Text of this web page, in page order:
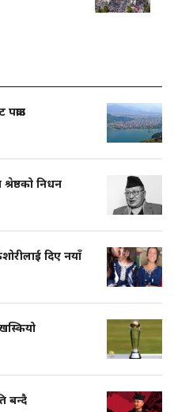
निधन
दिए नयाँ
बन्दै